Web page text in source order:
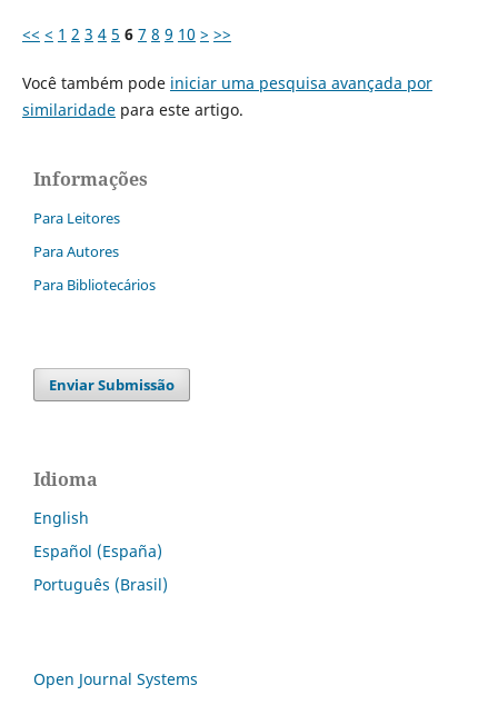
<< < 1 2 3 4 5 6 7 8 9 10 > >>
Você também pode iniciar uma pesquisa avançada por
similaridadepara este artigo.
Informações
Para Leitores
Para Autores
Para Bibliotecários
Enviar Submissão
Idioma
English
Español (España)
Português (Brasil)
Open Journal Systems